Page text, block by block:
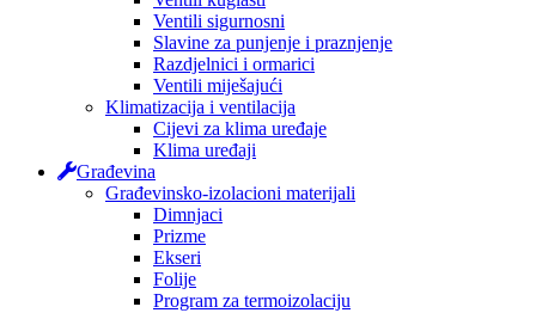
Ventili sigurnosni
Slavine za punjenje i praznjenje
Razdjelnici i ormarici
Ventili miješajući
Klimatizacija i ventilacija
Cijevi za klima uređaje
Klima uređaji
Građevina
Građevinsko-izolacioni materijali
Dimnjaci
Prizme
Ekseri
Folije
Program za termoizolaciju